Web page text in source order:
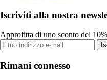
Iscriviti alla nostra
Approfitta di uno sconto del
Rimani connesso